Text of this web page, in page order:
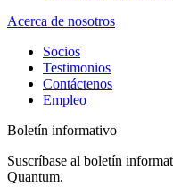
Acerca de nosotros
Socios
Testimonios
Contáctenos
Empleo
Boletín informativo
Suscríbase al boletín
Quantum.